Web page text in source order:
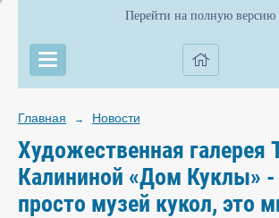
Перейти на полную версию
Главная → Новости
Художественная галерея
Калининой «Дом Куклы» -
просто музей кукол, это